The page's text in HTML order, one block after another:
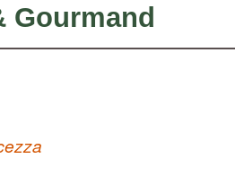
Gourmand